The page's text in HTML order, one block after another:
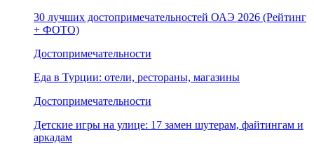
30 лучших достопримечательностей ОАЭ 2026 (Рейтинг
+ ФОТО)
Достопримечательности
Еда в Турции: отели, рестораны, магазины
Достопримечательности
Детские игры на улице: 17 замен шутерам, файтингам и
аркадам